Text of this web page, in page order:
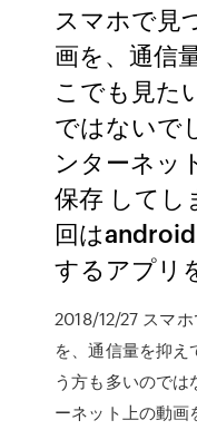
スマホで見
画を、通信
こでも見た
ではないで
ンターネッ
保存 してし
回は
するアプリ
2018/12/27 スマ
を、通信量を抑え
う方も多いのでは
ーネット上の動画